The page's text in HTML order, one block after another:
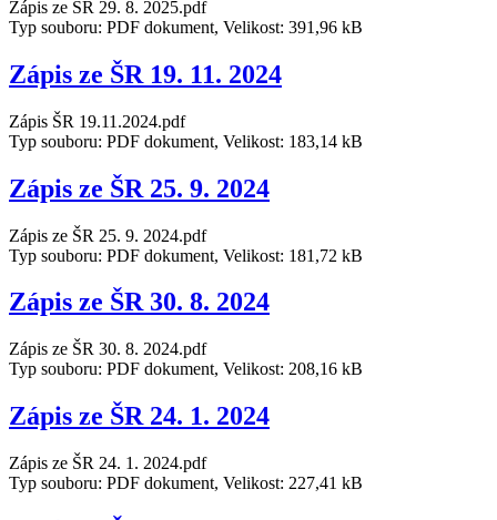
Zápis ze ŠR 29. 8. 2025.pdf
Typ souboru: PDF dokument, Velikost: 391,96 kB
Zápis ze ŠR 19. 11. 2024
Zápis ŠR 19.11.2024.pdf
Typ souboru: PDF dokument, Velikost: 183,14 kB
Zápis ze ŠR 25. 9. 2024
Zápis ze ŠR 25. 9. 2024.pdf
Typ souboru: PDF dokument, Velikost: 181,72 kB
Zápis ze ŠR 30. 8. 2024
Zápis ze ŠR 30. 8. 2024.pdf
Typ souboru: PDF dokument, Velikost: 208,16 kB
Zápis ze ŠR 24. 1. 2024
Zápis ze ŠR 24. 1. 2024.pdf
Typ souboru: PDF dokument, Velikost: 227,41 kB